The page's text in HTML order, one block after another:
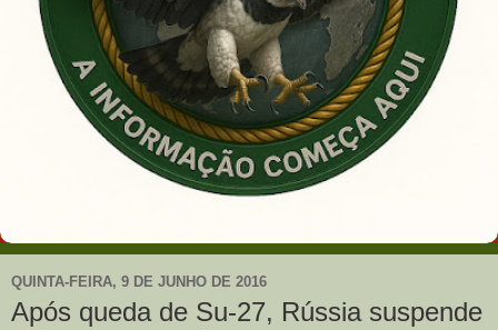
QUINTA-FEIRA, 9 DE JUNHO DE 2016
Após queda de Su-27, Rússia suspende